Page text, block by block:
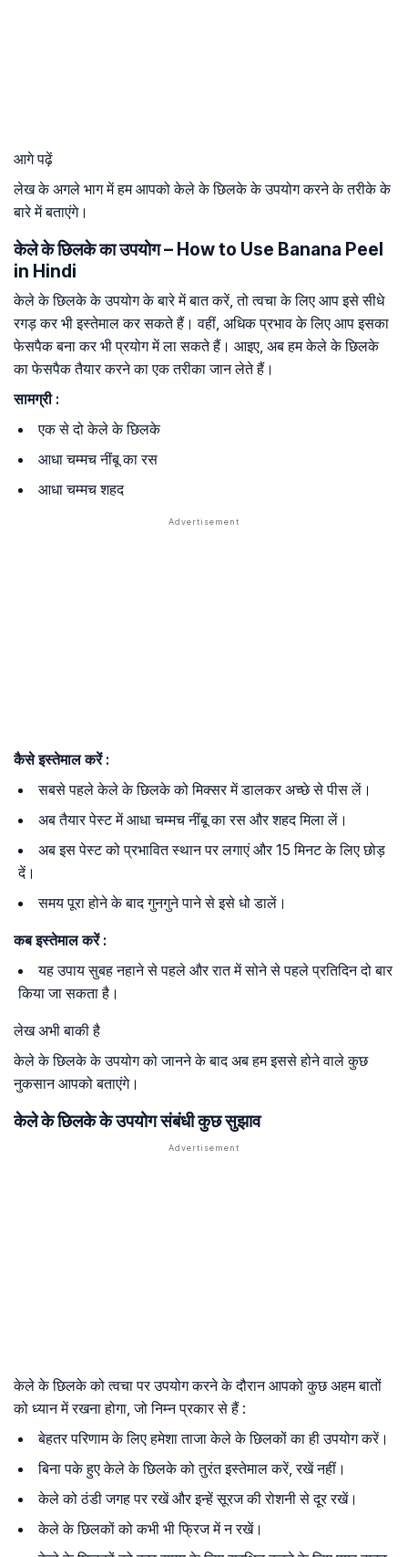
आगे पढ़ें
लेख के अगले भाग में हम आपको केले के छिलके के उपयोग करने के तरीके के
बारे में बताएंगे।
केले के छिलके का उपयोग – How to Use Banana Peel
in Hindi
केले के छिलके के उपयोग के बारे में बात करें, तो त्वचा के लिए आप इसे सीधे
रगड़ कर भी इस्तेमाल कर सकते हैं। वहीं, अधिक प्रभाव के लिए आप इसका
फेसपैक बना कर भी प्रयोग में ला सकते हैं। आइए, अब हम केले के छिलके
का फेसपैक तैयार करने का एक तरीका जान लेते हैं।
सामग्री :
एक से दो केले के छिलके
आधा चम्मच नींबू का रस
आधा चम्मच शहद
कैसे इस्तेमाल करें :
सबसे पहले केले के छिलके को मिक्सर में डालकर अच्छे से पीस लें।
अब तैयार पेस्ट में आधा चम्मच नींबू का रस और शहद मिला लें।
अब इस पेस्ट को प्रभावित स्थान पर लगाएं और 15 मिनट के लिए छोड़
दें।
समय पूरा होने के बाद गुनगुने पाने से इसे धो डालें।
कब इस्तेमाल करें :
यह उपाय सुबह नहाने से पहले और रात में सोने से पहले प्रतिदिन दो बार
किया जा सकता है।
लेख अभी बाकी है
केले के छिलके के उपयोग को जानने के बाद अब हम इससे होने वाले कुछ
नुकसान आपको बताएंगे।
केले के छिलके के उपयोग संबंधी कुछ सुझाव
केले के छिलके को त्वचा पर उपयोग करने के दौरान आपको कुछ अहम बातों
को ध्यान में रखना होगा, जो निम्न प्रकार से हैं :
बेहतर परिणाम के लिए हमेशा ताजा केले के छिलकों का ही उपयोग करें।
बिना पके हुए केले के छिलके को तुरंत इस्तेमाल करें, रखें नहीं।
केले को ठंडी जगह पर रखें और इन्हें सूरज की रोशनी से दूर रखें।
केले के छिलकों को कभी भी फ्रिज में न रखें।